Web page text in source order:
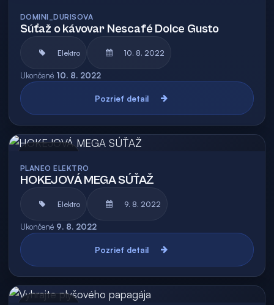
DOMINI_DURISOVA
Súťaž o kávovar Nescafé Dolce Gusto
Elektro 10. 8. 2022
Ukončené 10. 8. 2022
Pozrieť detail
PLANEO ELEKTRO
HOKEJOVÁ MEGA SÚŤAŽ
Elektro 9. 8. 2022
Ukončené 9. 8. 2022
Pozrieť detail